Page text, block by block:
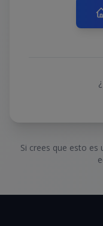
Si crees que esto